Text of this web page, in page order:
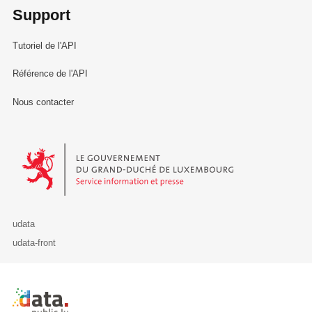
Support
Tutoriel de l'API
Référence de l'API
Nous contacter
Le Gouvernement du Grand-Duché de Luxembourg - Service
udata
udata-front
Retour à l'accueil de data.public.lu